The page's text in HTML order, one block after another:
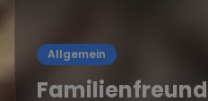
Allgemein